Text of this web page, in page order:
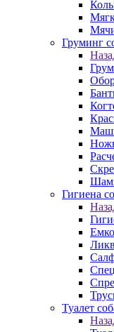
Груминг
Гигиена
Туалет